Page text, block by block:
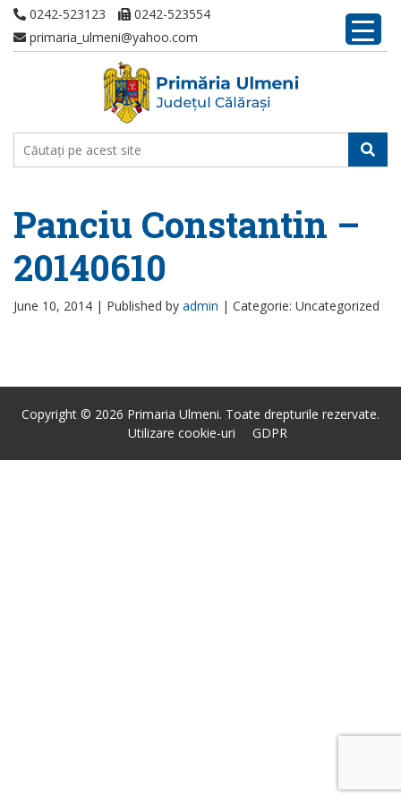
0242-523123
0242-523554
primaria_ulmeni@yahoo.com
Panciu Constantin –
20140610
June 10, 2014 | Published by admin | Categorie: Uncategorized
Copyright © 2026 Primaria Ulmeni. Toate drepturile rezervate.
Utilizare cookie-uri
GDPR